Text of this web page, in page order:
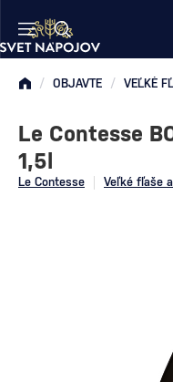
/ OBJAVTE / VEĽKÉ
Le Contesse Veľké fľaše
Le Contesse
1,5l